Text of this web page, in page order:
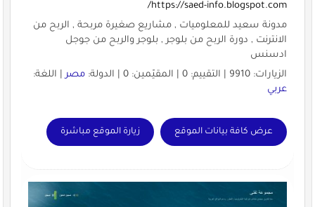
https://saed-info.blogspot.com/
مدونة سعيد للمعلوميات , مشاريع صغيرة مربحة , الربح من
الانترنت , دورة الربح من بلوجر , بلوجر والربح من جوجل
ادسنس
الزيارات: 9910 | التقييم: 0 | المقيّمين: 0 | الدولة:
مصر| اللغة:
عربي
عرض كافة بيانات الموقع زيارة الموقع مباشرة